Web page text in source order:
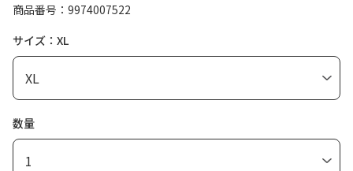
商品番号
9974007522
サイズ：XL
数量
1